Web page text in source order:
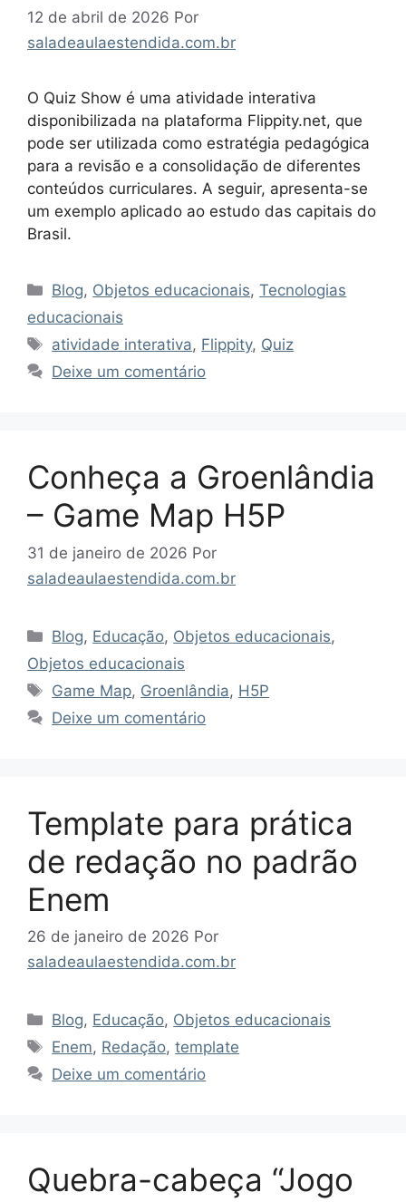
12 de abril de 2026 Por
saladeaulaestendida.com.br
O Quiz Show é uma atividade interativa
disponibilizada na plataforma Flippity.net, que
pode ser utilizada como estratégia pedagógica
para a revisão e a consolidação de diferentes
conteúdos curriculares. A seguir, apresenta-se
um exemplo aplicado ao estudo das capitais do
Brasil.
Categorias
Blog, Objetos educacionais,Tecnologias
educacionais
Tags
atividade interativa, Flippity, Quiz
Deixe um comentário
Conheça a Groenlândia
– Game Map H5P
31 de janeiro de 2026 Por
saladeaulaestendida.com.br
Categorias
Blog, Educação, Objetos educacionais,
Objetos educacionais
Tags
Game Map, Groenlândia, H5P
Deixe um comentário
Template para prática
de redação no padrão
Enem
26 de janeiro de 2026 Por
saladeaulaestendida.com.br
Categorias
Blog, Educação, Objetos educacionais
Tags
Enem, Redação,template
Deixe um comentário
Quebra-cabeça “Jogo